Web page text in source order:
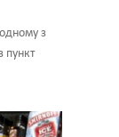
з
пункт